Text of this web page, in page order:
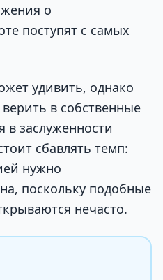
о
поступят с самых
удивить, однако
в собственные
в заслуженности
сбавлять темп:
нужно
поскольку подобные
нечасто.